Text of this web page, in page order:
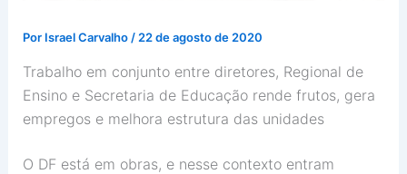
Por Israel Carvalho / 22 de agosto de 2020
Trabalho em conjunto entre diretores, Regional de
Ensino e Secretaria de Educação rende frutos, gera
empregos e melhora estrutura das unidades
O DF está em obras, e nesse contexto entram